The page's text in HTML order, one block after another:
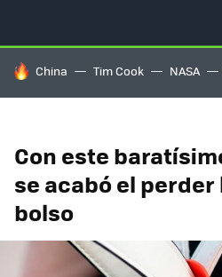
HOY SE HABLA DE
China Tim Cook NASA
Con este
se acabó el perder
bolso